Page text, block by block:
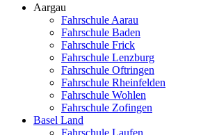
Aargau
Fahrschule Aarau
Fahrschule Baden
Fahrschule Frick
Fahrschule Lenzburg
Fahrschule Oftringen
Fahrschule Rheinfelden
Fahrschule Wohlen
Fahrschule Zofingen
Basel Land
Fahrschule Laufen